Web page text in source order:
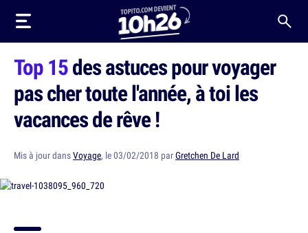
Top 15des astuces pour voyager
pas cher toute l'année, à toi les
vacances de rêve !
Mis à jour dansVoyage, le 03/02/2018 parGretchen De Lard